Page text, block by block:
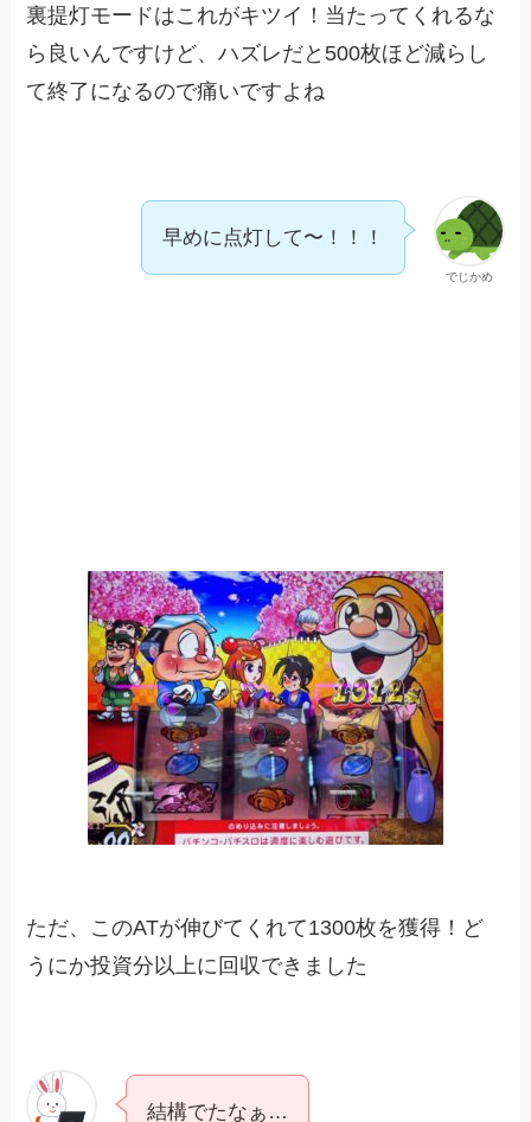
裏提灯モードはこれがキツイ！当たってくれるな
ら良いんですけど、ハズレだと500枚ほど減らし
て終了になるので痛いですよね
でじかめ
早めに点灯して〜！！！
ただ、このATが伸びてくれて1300枚を獲得！ど
うにか投資分以上に回収できました
結構でたなぁ…